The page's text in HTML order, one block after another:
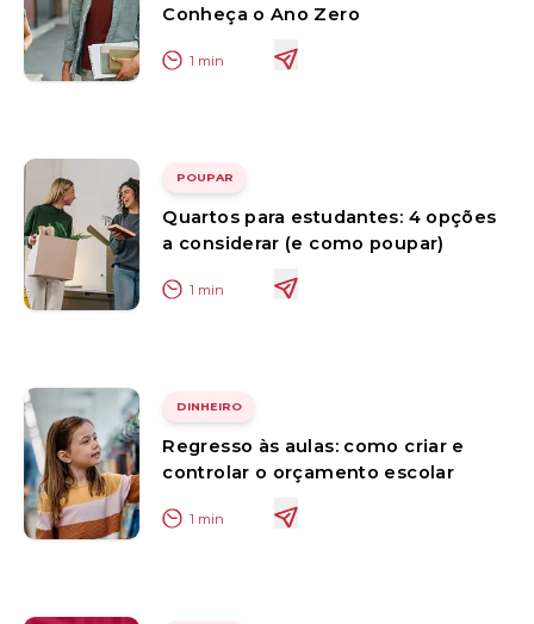
Conheça o Ano Zero
1 min
POUPAR
Quartos para estudantes: 4 opções
a considerar (e como poupar)
1 min
DINHEIRO
Regresso às aulas: como criar e
controlar o orçamento escolar
1 min